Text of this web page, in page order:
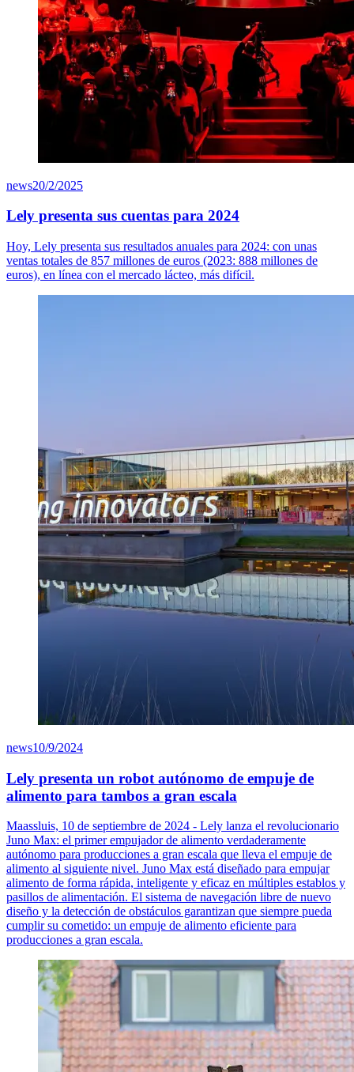
news20/2/2025
Lely presenta sus cuentas para 2024
Hoy, Lely presenta sus resultados anuales para 2024: con unas
ventas totales de 857 millones de euros (2023: 888 millones de
euros), en línea con el mercado lácteo, más difícil.
news10/9/2024
Lely presenta un robot autónomo de empuje de
alimento para tambos a gran escala
Maassluis, 10 de septiembre de 2024 - Lely lanza el revolucionario
Juno Max: el primer empujador de alimento verdaderamente
autónomo para producciones a gran escala que lleva el empuje de
alimento al siguiente nivel. Juno Max está diseñado para empujar
alimento de forma rápida, inteligente y eficaz en múltiples establos y
pasillos de alimentación. El sistema de navegación libre de nuevo
diseño y la detección de obstáculos garantizan que siempre pueda
cumplir su cometido: un empuje de alimento eficiente para
producciones a gran escala.